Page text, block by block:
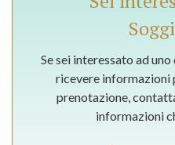
Se sei interessato ad
ricevere informazioni
prenotazione,
informazioni